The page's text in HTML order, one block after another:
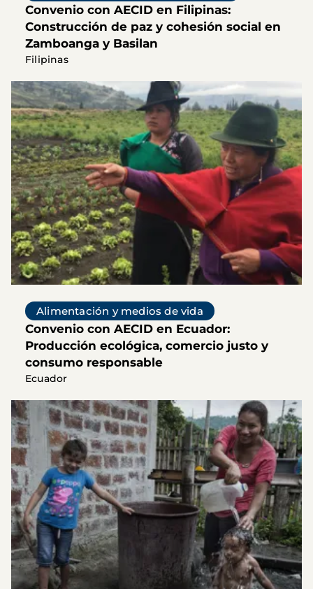
Convenio con AECID en Filipinas:
Construcción de paz y cohesión social en
Zamboanga y Basilan
Filipinas
Alimentación y medios de vida
Convenio con AECID en Ecuador:
Producción ecológica, comercio justo y
consumo responsable
Ecuador